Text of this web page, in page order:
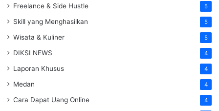
Freelance & Side Hustle 5
Skill yang Menghasilkan 5
Wisata & Kuliner 5
DIKSI NEWS 4
Laporan Khusus 4
Medan 4
Cara Dapat Uang Online 4